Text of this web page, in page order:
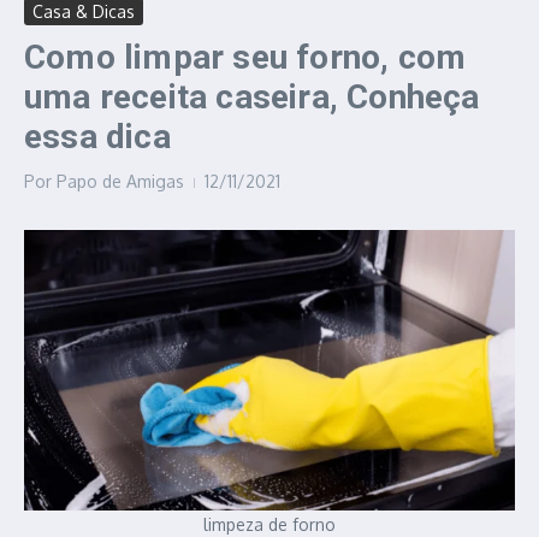
Casa & Dicas
Como limpar seu forno, com
uma receita caseira, Conheça
essa dica
Por Papo de Amigas 12/11/2021
limpeza de forno